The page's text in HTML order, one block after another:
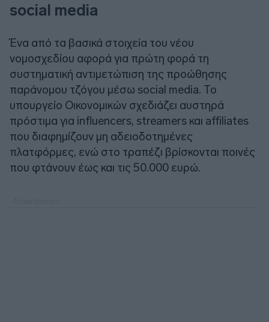
social media
Ένα από τα βασικά στοιχεία του νέου
νομοσχεδίου αφορά για πρώτη φορά τη
συστηματική αντιμετώπιση της προώθησης
παράνομου τζόγου μέσω social media. Το
υπουργείο Οικονομικών σχεδιάζει αυστηρά
πρόστιμα για influencers, streamers και affiliates
που διαφημίζουν μη αδειοδοτημένες
πλατφόρμες, ενώ στο τραπέζι βρίσκονται ποινές
που φτάνουν έως και τις 50.000 ευρώ.